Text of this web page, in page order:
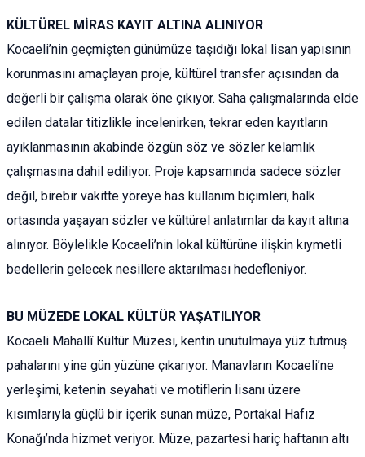
KÜLTÜREL MİRAS KAYIT ALTINA ALINIYOR
Kocaeli’nin geçmişten günümüze taşıdığı lokal lisan yapısının
korunmasını amaçlayan proje, kültürel transfer açısından da
değerli bir çalışma olarak öne çıkıyor. Saha çalışmalarında elde
edilen datalar titizlikle incelenirken, tekrar eden kayıtların
ayıklanmasının akabinde özgün söz ve sözler kelamlık
çalışmasına dahil ediliyor. Proje kapsamında sadece sözler
değil, birebir vakitte yöreye has kullanım biçimleri, halk
ortasında yaşayan sözler ve kültürel anlatımlar da kayıt altına
alınıyor. Böylelikle Kocaeli’nin lokal kültürüne ilişkin kıymetli
bedellerin gelecek nesillere aktarılması hedefleniyor.
BU MÜZEDE LOKAL KÜLTÜR YAŞATILIYOR
Kocaeli Mahallî Kültür Müzesi, kentin unutulmaya yüz tutmuş
pahalarını yine gün yüzüne çıkarıyor. Manavların Kocaeli’ne
yerleşimi, ketenin seyahati ve motiflerin lisanı üzere
kısımlarıyla güçlü bir içerik sunan müze, Portakal Hafız
Konağı’nda hizmet veriyor. Müze, pazartesi hariç haftanın altı